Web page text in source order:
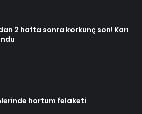
2 hafta sonra korkunç son! Karı
hortum felaketi